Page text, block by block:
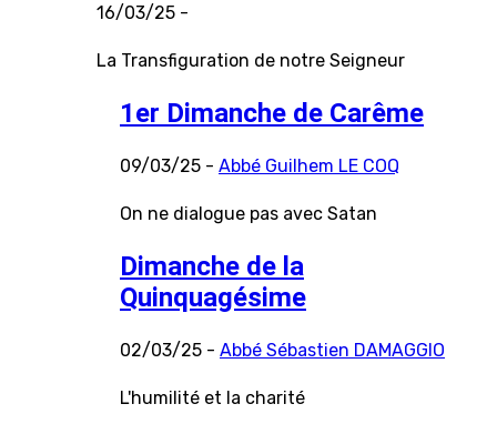
16/03/25 -
La Transfiguration de notre Seigneur
1er Dimanche de Carême
09/03/25 - Abbé Guilhem LE COQ
On ne dialogue pas avec Satan
Dimanche de la
Quinquagésime
02/03/25 - Abbé Sébastien DAMAGGIO
L'humilité et la charité